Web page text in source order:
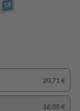
20,71 €
16,05 €